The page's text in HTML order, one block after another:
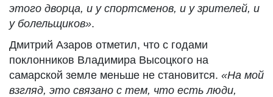
этого дворца, и у спортсменов, и у зрителей, и
у болельщиков».
Дмитрий Азаров отметил, что с годами
поклонников Владимира Высоцкого на
самарской земле меньше не становится. «На мой
взгляд, это связано с тем, что есть люди,